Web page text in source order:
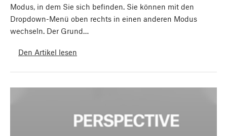
Modus, in dem Sie sich befinden. Sie können mit den
Dropdown-Menü oben rechts in einen anderen Modus
wechseln. Der Grund…
Den Artikel lesen